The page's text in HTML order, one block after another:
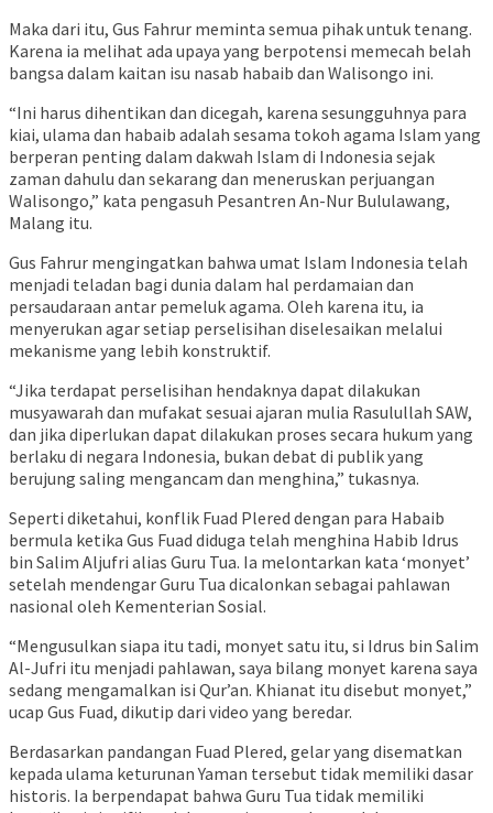
Maka dari itu, Gus Fahrur meminta semua pihak untuk tenang.
Karena ia melihat ada upaya yang berpotensi memecah belah
bangsa dalam kaitan isu nasab habaib dan Walisongo ini.
“Ini harus dihentikan dan dicegah, karena sesungguhnya para
kiai, ulama dan habaib adalah sesama tokoh agama Islam yang
berperan penting dalam dakwah Islam di Indonesia sejak
zaman dahulu dan sekarang dan meneruskan perjuangan
Walisongo,” kata pengasuh Pesantren An-Nur Bululawang,
Malang itu.
Gus Fahrur mengingatkan bahwa umat Islam Indonesia telah
menjadi teladan bagi dunia dalam hal perdamaian dan
persaudaraan antar pemeluk agama. Oleh karena itu, ia
menyerukan agar setiap perselisihan diselesaikan melalui
mekanisme yang lebih konstruktif.
“Jika terdapat perselisihan hendaknya dapat dilakukan
musyawarah dan mufakat sesuai ajaran mulia Rasulullah SAW,
dan jika diperlukan dapat dilakukan proses secara hukum yang
berlaku di negara Indonesia, bukan debat di publik yang
berujung saling mengancam dan menghina,” tukasnya.
Seperti diketahui, konflik Fuad Plered dengan para Habaib
bermula ketika Gus Fuad diduga telah menghina Habib Idrus
bin Salim Aljufri alias Guru Tua. Ia melontarkan kata ‘monyet’
setelah mendengar Guru Tua dicalonkan sebagai pahlawan
nasional oleh Kementerian Sosial.
“Mengusulkan siapa itu tadi, monyet satu itu, si Idrus bin Salim
Al-Jufri itu menjadi pahlawan, saya bilang monyet karena saya
sedang mengamalkan isi Qur’an. Khianat itu disebut monyet,”
ucap Gus Fuad, dikutip dari video yang beredar.
Berdasarkan pandangan Fuad Plered, gelar yang disematkan
kepada ulama keturunan Yaman tersebut tidak memiliki dasar
historis. Ia berpendapat bahwa Guru Tua tidak memiliki